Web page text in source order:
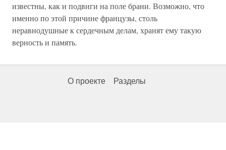
известны, как и подвиги на поле брани. Возможно, что
именно по этой причине французы, столь
неравнодушные к сердечным делам, хранят ему такую
верность и память.
О проекте Разделы